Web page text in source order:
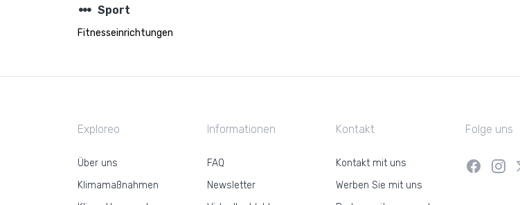
steppers Sport
Fitnesseinrichtungen
Exploreo
Über uns
Klimamaßnahmen
Informationen
FAQ
Newsletter
Kontakt
Kontakt mit uns
Werben Sie mit uns
Folge uns